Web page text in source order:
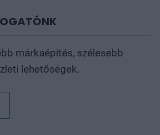
márkaépítés, szélesebb
lehetőségek.